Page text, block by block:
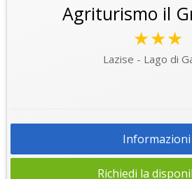
Agriturismo il
★★★
Lazise - Lago di
Informazioni
Richiedi la